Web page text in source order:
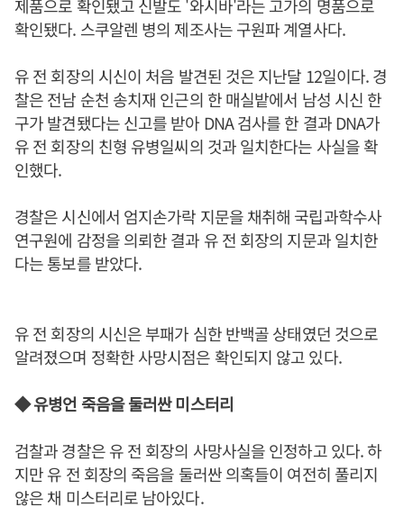
제품으로 확인됐고 신발도 '와시바'라는 고가의 명품으로
확인됐다. 스쿠알렌 병의 제조사는 구원파 계열사다.
유 전 회장의 시신이 처음 발견된 것은 지난달 12일이다. 경
찰은 전남 순천 송치재 인근의 한 매실밭에서 남성 시신 한
구가 발견됐다는 신고를 받아 DNA 검사를 한 결과 DNA가
유 전 회장의 친형 유병일씨의 것과 일치한다는 사실을 확
인했다.
경찰은 시신에서 엄지손가락 지문을 채취해 국립과학수사
연구원에 감정을 의뢰한 결과 유 전 회장의 지문과 일치한
다는 통보를 받았다.
유 전 회장의 시신은 부패가 심한 반백골 상태였던 것으로
알려졌으며 정확한 사망시점은 확인되지 않고 있다.
◆ 유병언 죽음을 둘러싼 미스터리
검찰과 경찰은 유 전 회장의 사망사실을 인정하고 있다. 하
지만 유 전 회장의 죽음을 둘러싼 의혹들이 여전히 풀리지
않은 채 미스터리로 남아있다.